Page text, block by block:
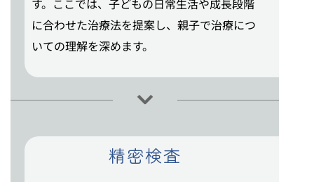
す。ここでは、子どもの日常生活や成長段階
に合わせた治療法を提案し、親子で治療につ
いての理解を深めます。
精密検査